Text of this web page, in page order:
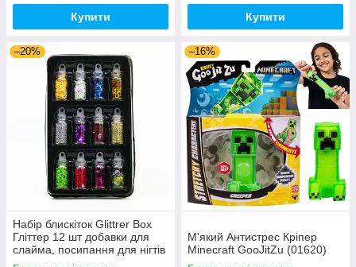
Купити Купити
–20%
Набір блискіток Glittrer Box
Гліттер 12 шт добавки для
слайма, посипання для нігтів
(01509)
–16%
М'який Антистрес Кріпер
Minecraft GooJitZu (01620)